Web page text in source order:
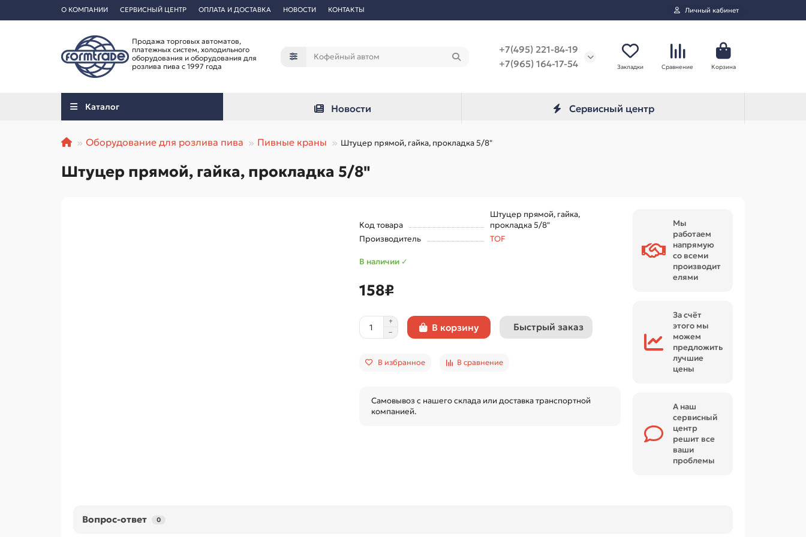
О КОМПАНИИ СЕРВИСНЫЙ ЦЕНТР ОПЛАТА И ДОСТАВКА НОВОСТИ КОНТАКТЫ Личный кабинет
Продажа торговых автоматов,
платежных систем, холодильного
оборудования и оборудования для
розлива пива с 1997 года
+7(495) 221-84-19
+7(965) 164-17-54
Закладки Сравнение Корзина
Каталог Новости Сервисный центр
Оборудование для розлива пива Пивные краны Штуцер прямой, гайка, прокладка 5/8"
Штуцер прямой, гайка, прокладка 5/8"
Код товара
Штуцер прямой, гайка,
прокладка 5/8"
Производитель
TOF
В наличии ✓
158₽
В корзину Быстрый заказ
В избранное В сравнение
Самовывоз с нашего склада или доставка транспортной
компанией.
Мы
работаем
напрямую
со всеми
производит
елями
За счёт
этого мы
можем
предложить
лучшие
цены
А наш
сервисный
центр
решит все
ваши
проблемы
Вопрос-ответ 0